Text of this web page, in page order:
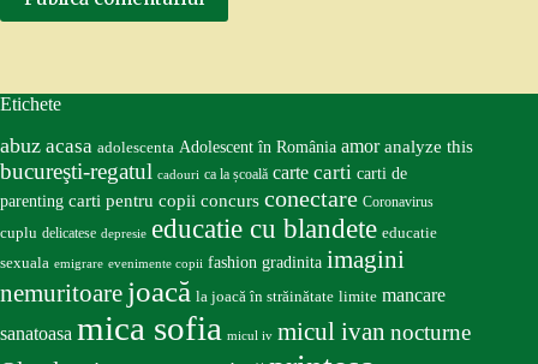
Etichete
abuz acasa adolescenta Adolescent în România amor analyze this
bucureşti-regatul cadouri ca la școală carte carti carti de
parenting carti pentru copii concurs conectare Coronavirus
cuplu delicatese depresie educatie cu blandete educatie
sexuala emigrare evenimente copii fashion gradinita imagini
nemuritoare joacă la joacă în străinătate limite mancare
sanatoasa mica sofia micul iv micul ivan nocturne